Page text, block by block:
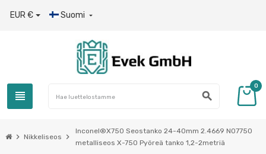
EUR € Suomi 
view_headline search
0
chevron_right Nikkeliseos chevron_right
Inconel®Х750 Seostanko 24-40mm 2.4669 N07750
metalliseos Х-750 Pyöreä tanko 1,2-2metriä